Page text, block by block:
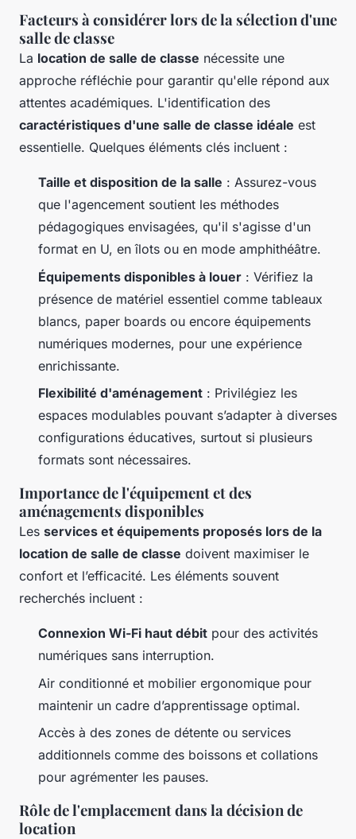
Facteurs à considérer lors de la sélection d'une
salle de classe
La location de salle de classe nécessite une
approche réfléchie pour garantir qu'elle répond aux
attentes académiques. L'identification des
caractéristiques d'une salle de classe idéale est
essentielle. Quelques éléments clés incluent :
Taille et disposition de la salle : Assurez-vous
que l'agencement soutient les méthodes
pédagogiques envisagées, qu'il s'agisse d'un
format en U, en îlots ou en mode amphithéâtre.
Équipements disponibles à louer : Vérifiez la
présence de matériel essentiel comme tableaux
blancs, paper boards ou encore équipements
numériques modernes, pour une expérience
enrichissante.
Flexibilité d'aménagement : Privilégiez les
espaces modulables pouvant s’adapter à diverses
configurations éducatives, surtout si plusieurs
formats sont nécessaires.
Importance de l'équipement et des
aménagements disponibles
Les services et équipements proposés lors de la
location de salle de classe doivent maximiser le
confort et l’efficacité. Les éléments souvent
recherchés incluent :
Connexion Wi-Fi haut débit pour des activités
numériques sans interruption.
Air conditionné et mobilier ergonomique pour
maintenir un cadre d’apprentissage optimal.
Accès à des zones de détente ou services
additionnels comme des boissons et collations
pour agrémenter les pauses.
Rôle de l'emplacement dans la décision de
location